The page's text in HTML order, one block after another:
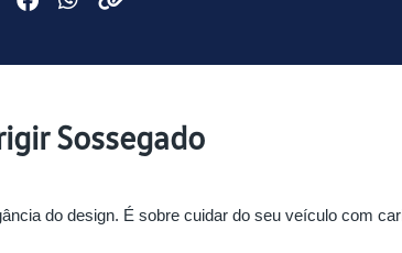
Sossegado
do design. É sobre cuidar do seu veículo com